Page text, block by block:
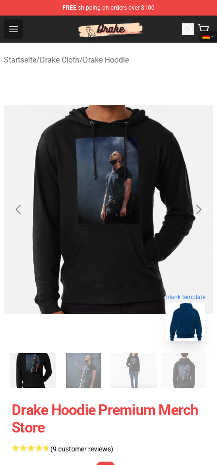
FREE shipping on orders over $100
Open menu
Drake Shop - Official Drake Merchandise Store
Startseite/Drake Cloth/Drake Hoodie
blank template
Drake Hoodie Premium Merch
Store
(9 customer reviews)